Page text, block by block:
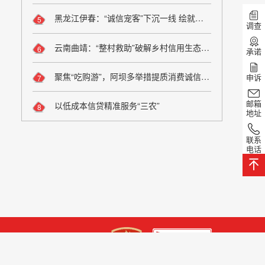
黑龙江伊春：“诚信宠客”下沉一线 绘就旅游服务新图景
5
云南曲靖：“整村救助”破解乡村信用生态修复难题
6
聚焦“吃购游”，阿坝多举措提质消费诚信维权
7
以低成本信贷精准服务“三农”
8
调查
承诺
申诉
邮箱
地址
联系
电话